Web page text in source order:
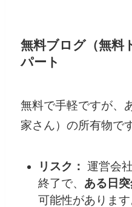
無料ブログ（無料
パート
無料で手軽ですが、
家さん）の所有物で
リスク： 運営会
終了で、 ある日
可能性があります